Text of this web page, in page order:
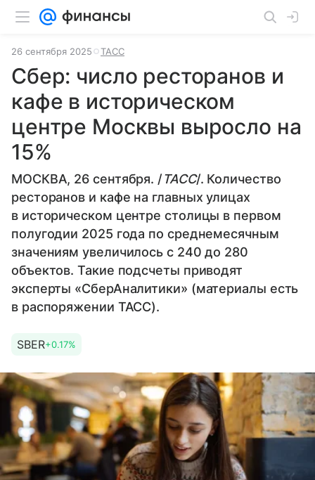
26 сентября 2025 ТАСС
Сбер: число ресторанов и
кафе в историческом
центре Москвы выросло на
15%
МОСКВА, 26 сентября. /ТАСС/. Количество
ресторанов и кафе на главных улицах
в историческом центре столицы в первом
полугодии 2025 года по среднемесячным
значениям увеличилось с 240 до 280
объектов. Такие подсчеты приводят
эксперты «СберАналитики» (материалы есть
в распоряжении ТАСС).
SBER+0.17%